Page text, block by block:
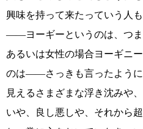
興味を持って来たっていう人
――ヨーギーというのは、つま
あるいは女性の場合ヨーギニ
のは――さっきも言ったように
見えるさまざまな浮き沈みや
いや、良し悪しや、それから